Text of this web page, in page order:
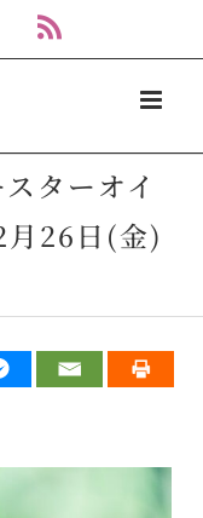
Facebook
ターオイ
月26日(金)